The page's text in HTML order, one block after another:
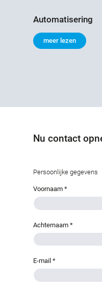
Automatisering
meer lezen
Nu contact
Persoonlijke gegevens
Voornaam *
Achternaam *
E-mail *